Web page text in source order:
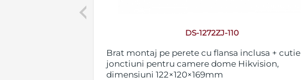
Previous
DS-1272ZJ-110
Brat montaj pe perete cu flansa inclusa + cutie
jonctiuni pentru camere dome Hikvision,
dimensiuni 122×120×169mm